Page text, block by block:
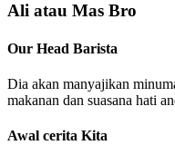
Ali atau Mas Bro
Our Head Barista
Dia akan manyajikan
makanan dan suasana hati
Awal cerita Kita